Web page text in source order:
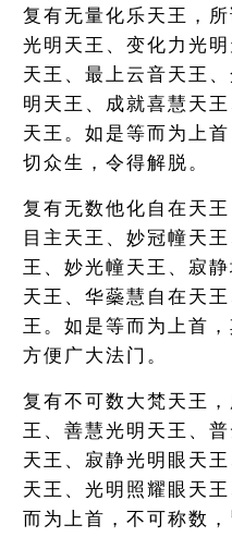
复有无量化乐天王，
光明天王、变化力光
天王、最上云音天王
明天王、成就喜慧天
天王。如是等而为上
切众生，令得解脱。
复有无数他化自在天
目主天王、妙冠幢天
王、妙光幢天王、寂
天王、华蘂慧自在天
王。如是等而为上首
方便广大法门。
复有不可数大梵天王
王、善慧光明天王、
天王、寂静光明眼天
天王、光明照耀眼天
而为上首，不可称数